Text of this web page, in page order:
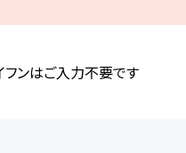
ンはご入力不要です